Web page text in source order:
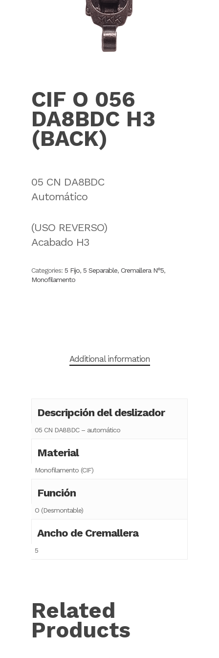
CIF O 056
DA8BDC H3
(BACK)
05 CN DA8BDC
Automático
(USO REVERSO)
Acabado H3
Categories: 5 Fijo, 5 Separable, Cremallera N°5,
Monofilamento
Additional information
Descripción del deslizador
05 CN DA8BDC – automático
Material
Monofilamento (CIF)
Función
O (Desmontable)
Ancho de Cremallera
5
Related
Products